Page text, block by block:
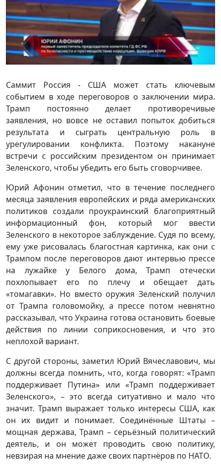
Саммит Россия - США может стать ключевым
событием в ходе переговоров о заключении мира.
Трамп постоянно делает противоречивые
заявления, но вовсе не оставил попыток добиться
результата и сыграть центральную роль в
урегулировании конфликта. Поэтому накануне
встречи с российским президентом он принимает
Зеленского, чтобы убедить его быть сговорчивее.
Юрий Афонин отметил, что в течение последнего
месяца заявления европейских и ряда американских
политиков создали проукраинский благоприятный
информационный фон, который мог ввести
Зеленского в некоторое заблуждение. Судя по всему,
ему уже рисовалась благостная картинка, как они с
Трампом после переговоров дают интервью прессе
на лужайке у Белого дома, Трамп отечески
похлопывает его по плечу и обещает дать
«томагавки». Но вместо оружия Зеленский получил
от Трампа головомойку, а прессе потом невнятно
рассказывал, что Украина готова остановить боевые
действия по линии соприкосновения, и что это
неплохой вариант.
С другой стороны, заметил Юрий Вячеславович, мы
должны всегда помнить, что, когда говорят: «Трамп
поддерживает Путина» или «Трамп поддерживает
Зеленского», – это всегда ситуативно и мало что
значит. Трамп выражает только интересы США, как
он их видит и понимает. Соединённые Штаты –
мощная держава, Трамп – серьёзный политический
деятель, и он может проводить свою политику,
невзирая на мнение даже своих партнёров по НАТО.